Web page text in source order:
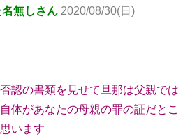
無しさん 2020/08/30(日)
認の書類を見せて旦那は父親では
体があなたの母親の罪の証だとこ
います